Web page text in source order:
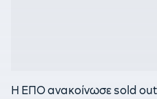
Η ΕΠΟ ανακοίνωσε sold out